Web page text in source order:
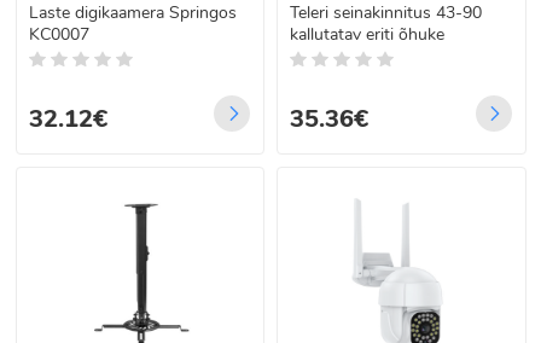
Laste digikaamera Springos
KC0007
32.12€
Teleri seinakinnitus 43-90
kallutatav eriti õhuke
35.36€